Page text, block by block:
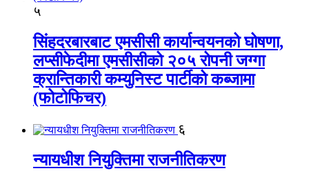
५
सिंहदरबारबाट एमसीसी कार्यान्वयनको घोषणा,
लप्सीफेदीमा एमसीसीको २०५ रोपनी जग्गा
क्रान्तिकारी कम्युनिस्ट पार्टीको कब्जामा
(फोटोफिचर)
६
न्यायधीश नियुक्तिमा राजनीतिकरण